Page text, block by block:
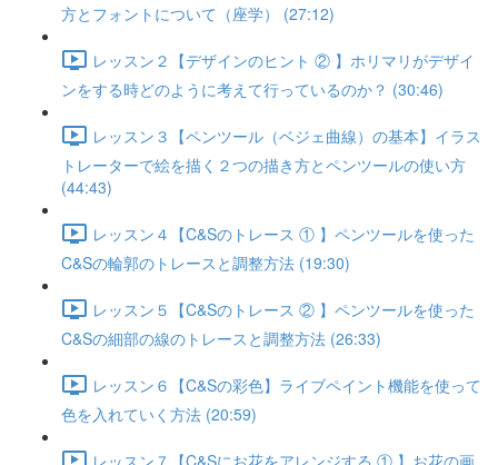
方とフォントについて（座学） (27:12)
レッスン２【デザインのヒント ② 】ホリマリがデザイ
ンをする時どのように考えて行っているのか？ (30:46)
レッスン３【ペンツール（ベジェ曲線）の基本】イラス
トレーターで絵を描く２つの描き方とペンツールの使い方
(44:43)
レッスン４【C&Sのトレース ① 】ペンツールを使った
C&Sの輪郭のトレースと調整方法 (19:30)
レッスン５【C&Sのトレース ② 】ペンツールを使った
C&Sの細部の線のトレースと調整方法 (26:33)
レッスン６【C&Sの彩色】ライブペイント機能を使って
色を入れていく方法 (20:59)
レッスン７【C&Sにお花をアレンジする ① 】お花の画